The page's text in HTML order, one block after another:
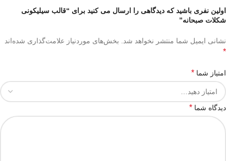
اولین نفری باشید که دیدگاهی را ارسال می کنید برای “قالب سیلیکونی
شکلات صبحانه”
نشانی ایمیل شما منتشر نخواهد شد. بخش‌های موردنیاز علامت‌گذاری شده‌اند
*
امتیاز شما *
دیدگاه شما *